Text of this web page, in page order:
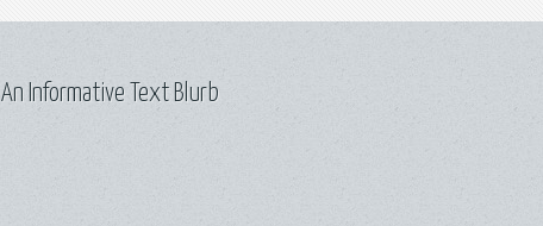
An Informative Text Blurb